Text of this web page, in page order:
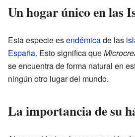
Un hogar único en las
Esta especie esendémicade las
España. Esto significa que
se encuentra de forma natural en
ningún otro lugar del mundo.
La importancia de su